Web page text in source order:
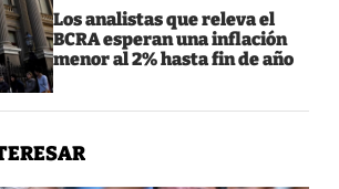
Los analistas que releva el
BCRA esperan una inflación
menor al 2% hasta fin de año